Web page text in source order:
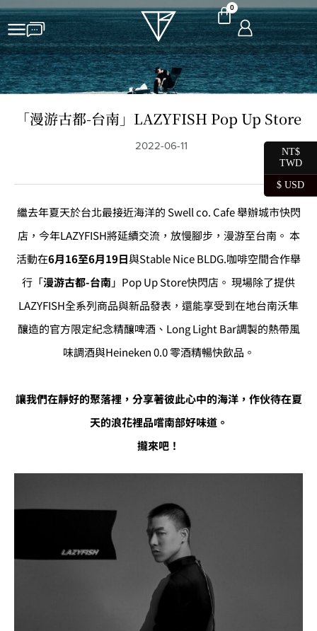
0
「漫游古都-台南」LAZYFISH Pop Up Store
2022-06-11
繼去年夏天於台北最接近海洋的 Swell co. Cafe 舉辦城市快閃
店，今年LAZYFISH將延續交流，放慢腳步，漫游至台南。 本
活動在6月16至6月19日與Stable Nice BLDG.咖啡空間合作舉
行「漫游古都-台南」Pop Up Store快閃店。 現場除了提供
LAZYFISH全系列商品與新品發表，還能享受到在地台南沃隼
釀造的官方限定紀念精釀啤酒、Long Light Bar調製的熱帶風
味調酒與Heineken 0.0 零酒精暢快飲品。
讓我們在靜好的聚落裡，分享著彼此心中的海洋，作伙待在夏
天的浪花裡品嚐南部好味道。
攏來吧！
NT$
TWD
$ USD